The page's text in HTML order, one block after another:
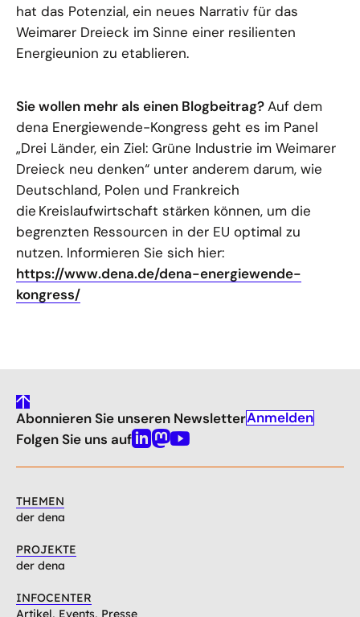
hat das Potenzial, ein neues Narrativ für das
Weimarer Dreieck im Sinne einer resilienten
Energieunion zu etablieren.
Sie wollen mehr als einen Blogbeitrag?Auf dem
dena Energiewende-Kongress geht es im Panel
„Drei Länder, ein Ziel: Grüne Industrie im Weimarer
Dreieck neu denken“ unter anderem darum, wie
Deutschland, Polen und Frankreich
die Kreislaufwirtschaft stärken können, um die
begrenzten Ressourcen in der EU optimal zu
nutzen. Informieren Sie sich hier:
https://www.dena.de/dena-energiewende-
kongress/
gehe
nach
oben
Abonnieren Sie unseren NewsletterAnmelden
Folgen Sie uns aufLinkedin
Mastodon
Youtube
THEMEN
der dena
PROJEKTE
der dena
INFOCENTER
Artikel, Events, Presse